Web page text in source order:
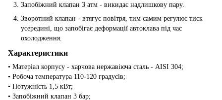
Запобіжний клапан 3 атм - викидає надлишкову пару.
Зворотний клапан - втягує повітря, тим самим регулює тиск
усередині, що запобігає деформації автоклава під час
охолодження.
Характеристики
• Матеріал корпусу - харчова нержавіюча сталь - AISI 304;
• Робоча температура 110-120 градусів;
• Потужність 1,5 кВт;
• Запобіжний клапан 3 бар;